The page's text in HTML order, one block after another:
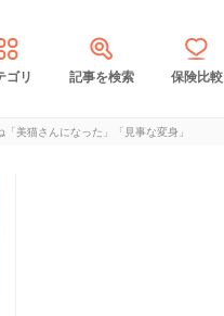
ゴリ 記事を検索 保険比較
美猫さんになった」「見事な変身」